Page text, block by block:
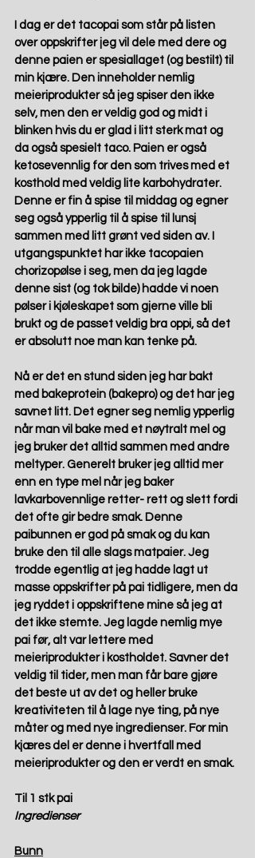
I dag er det tacopai som står på listen
over oppskrifter jeg vil dele med dere og
denne paien er spesiallaget (og bestilt) til
min kjære. Den inneholder nemlig
meieriprodukter så jeg spiser den ikke
selv, men den er veldig god og midt i
blinken hvis du er glad i litt sterk mat og
da også spesielt taco. Paien er også
ketosevennlig for den som trives med et
kosthold med veldig lite karbohydrater.
Denne er fin å spise til middag og egner
seg også ypperlig til å spise til lunsj
sammen med litt grønt ved siden av. I
utgangspunktet har ikke tacopaien
chorizopølse i seg, men da jeg lagde
denne sist (og tok bilde) hadde vi noen
pølser i kjøleskapet som gjerne ville bli
brukt og de passet veldig bra oppi, så det
er absolutt noe man kan tenke på.
Nå er det en stund siden jeg har bakt
med bakeprotein (bakepro) og det har jeg
savnet litt. Det egner seg nemlig ypperlig
når man vil bake med et nøytralt mel og
jeg bruker det alltid sammen med andre
meltyper. Generelt bruker jeg alltid mer
enn en type mel når jeg baker
lavkarbovennlige retter- rett og slett fordi
det ofte gir bedre smak. Denne
paibunnen er god på smak og du kan
bruke den til alle slags matpaier. Jeg
trodde egentlig at jeg hadde lagt ut
masse oppskrifter på pai tidligere, men da
jeg ryddet i oppskriftene mine så jeg at
det ikke stemte. Jeg lagde nemlig mye
pai før, alt var lettere med
meieriprodukter i kostholdet. Savner det
veldig til tider, men man får bare gjøre
det beste ut av det og heller bruke
kreativiteten til å lage nye ting, på nye
måter og med nye ingredienser. For min
kjæres del er denne i hvertfall med
meieriprodukter og den er verdt en smak.
Til 1 stk pai
Ingredienser
Bunn